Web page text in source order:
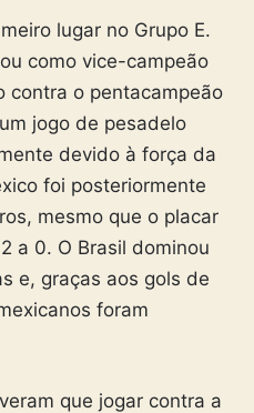
lugar no Grupo E.
como vice-campeão
contra o pentacampeão
jogo de pesadelo
devido à força da
foi posteriormente
mesmo que o placar
a 0. O Brasil dominou
e, graças aos gols de
foram
que jogar contra a